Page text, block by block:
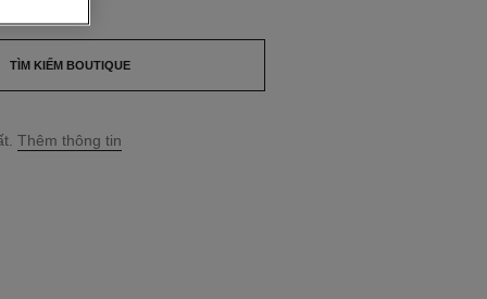
TÌM KIẾM BOUTIQUE
Thêm thông tin